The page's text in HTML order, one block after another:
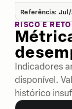
Referência:
RISCO E
Indicadores
disponível.
histórico